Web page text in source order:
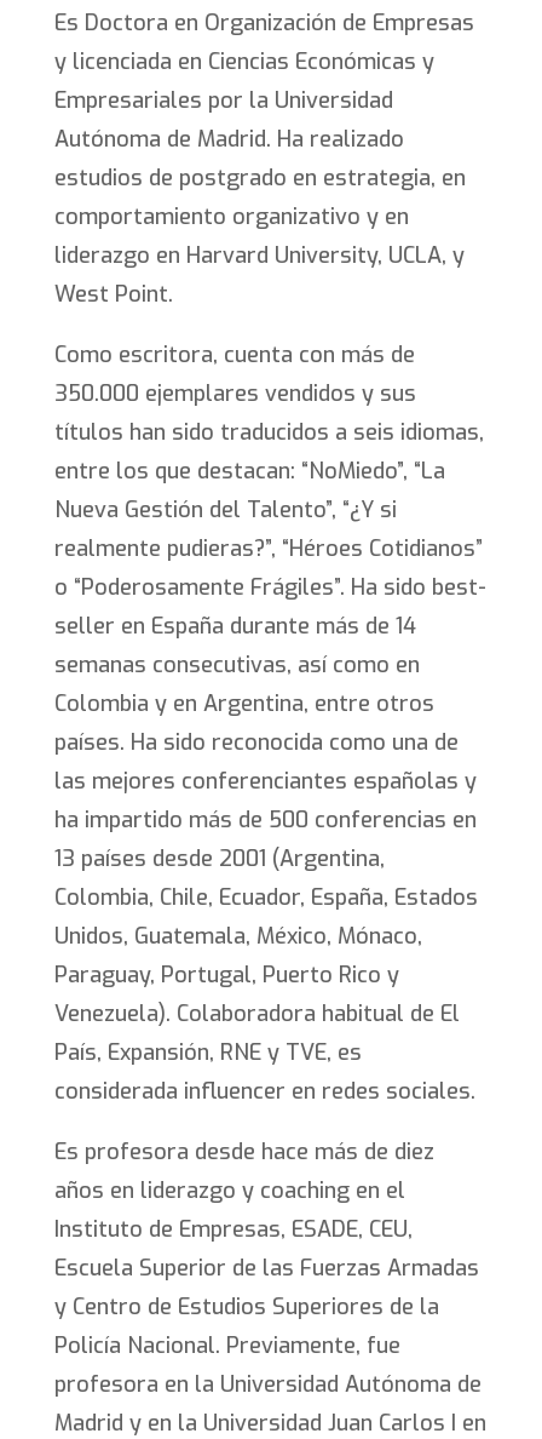
Es Doctora en Organización de Empresas
y licenciada en Ciencias Económicas y
Empresariales por la Universidad
Autónoma de Madrid. Ha realizado
estudios de postgrado en estrategia, en
comportamiento organizativo y en
liderazgo en Harvard University, UCLA, y
West Point.
Como escritora, cuenta con más de
350.000 ejemplares vendidos y sus
títulos han sido traducidos a seis idiomas,
entre los que destacan: “NoMiedo”, “La
Nueva Gestión del Talento”, “¿Y si
realmente pudieras?”, “Héroes Cotidianos”
o “Poderosamente Frágiles”. Ha sido best-
seller en España durante más de 14
semanas consecutivas, así como en
Colombia y en Argentina, entre otros
países. Ha sido reconocida como una de
las mejores conferenciantes españolas y
ha impartido más de 500 conferencias en
13 países desde 2001 (Argentina,
Colombia, Chile, Ecuador, España, Estados
Unidos, Guatemala, México, Mónaco,
Paraguay, Portugal, Puerto Rico y
Venezuela). Colaboradora habitual de El
País, Expansión, RNE y TVE, es
considerada influencer en redes sociales.
Es profesora desde hace más de diez
años en liderazgo y coaching en el
Instituto de Empresas, ESADE, CEU,
Escuela Superior de las Fuerzas Armadas
y Centro de Estudios Superiores de la
Policía Nacional. Previamente, fue
profesora en la Universidad Autónoma de
Madrid y en la Universidad Juan Carlos I en